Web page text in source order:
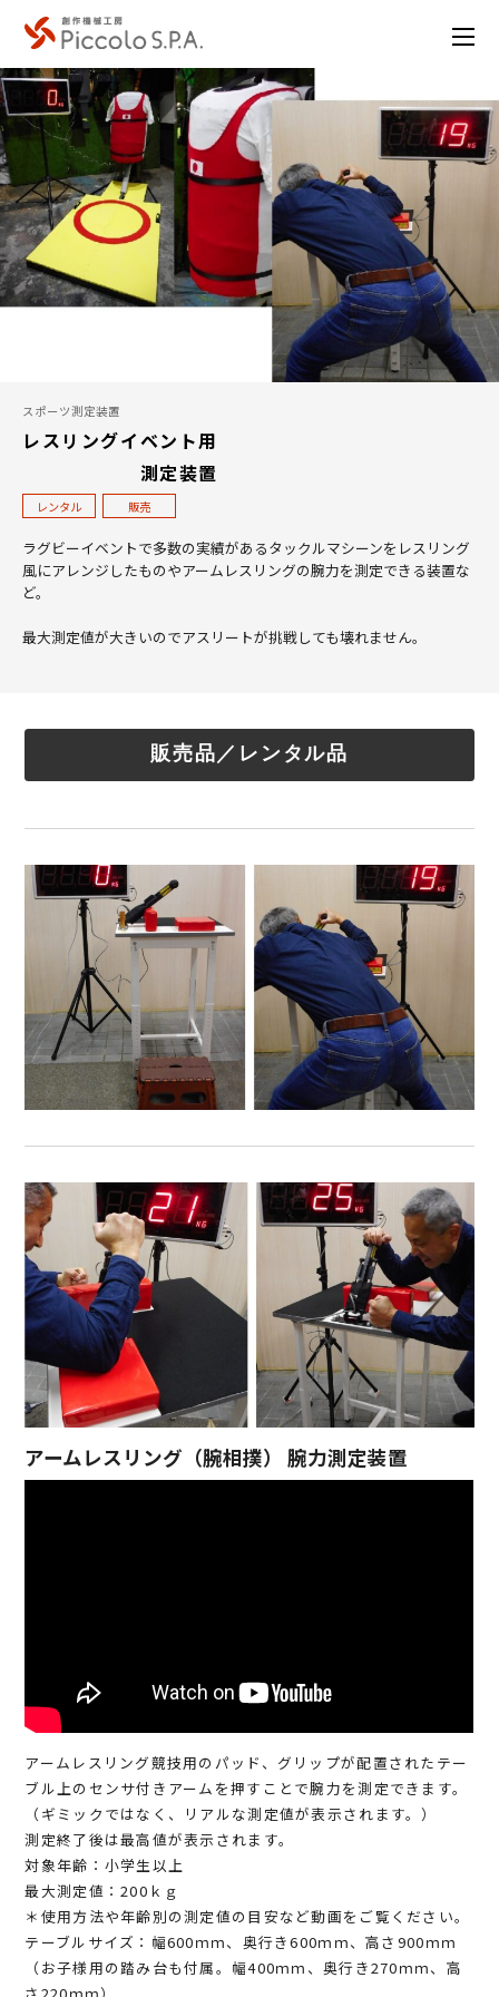
スポーツ測定装置
レスリングイベント用
測定装置
レンタル 販売
ラグビーイベントで多数の実績があるタックルマシーンをレスリング
風にアレンジしたものやアームレスリングの腕力を測定できる装置な
ど。
最大測定値が大きいのでアスリートが挑戦しても壊れません。
販売品／レンタル品
アームレスリング（腕相撲） 腕力測定装置
アームレスリング競技用のパッド、グリップが配置されたテー
ブル上のセンサ付きアームを押すことで腕力を測定できます。
（ギミックではなく、リアルな測定値が表示されます。）
測定終了後は最高値が表示されます。
対象年齢：小学生以上
最大測定値：200ｋｇ
＊使用方法や年齢別の測定値の目安など動画をご覧ください。
テーブルサイズ：幅600ｍｍ、奥行き600ｍｍ、高さ900ｍｍ
（お子様用の踏み台も付属。幅400ｍｍ、奥行き270ｍｍ、高